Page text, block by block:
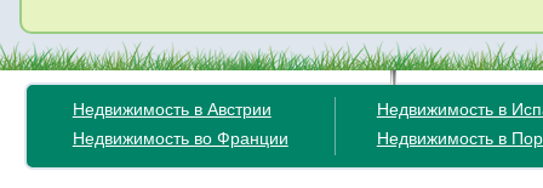
Недвижимость в Австрии
Недвижимость во Франции
Недвижимость в
Недвижимость в